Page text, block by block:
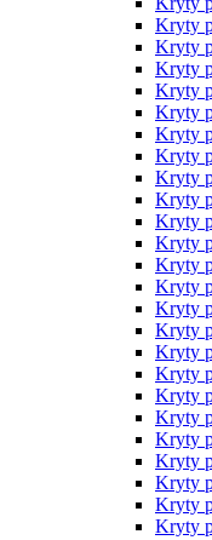
Kryty
Kryty
Kryty
Kryty
Kryty
Kryty
Kryty
Kryty
Kryty
Kryty
Kryty
Kryty
Kryty
Kryty
Kryty
Kryty
Kryty
Kryty
Kryty
Kryty
Kryty
Kryty
Kryty
Kryty